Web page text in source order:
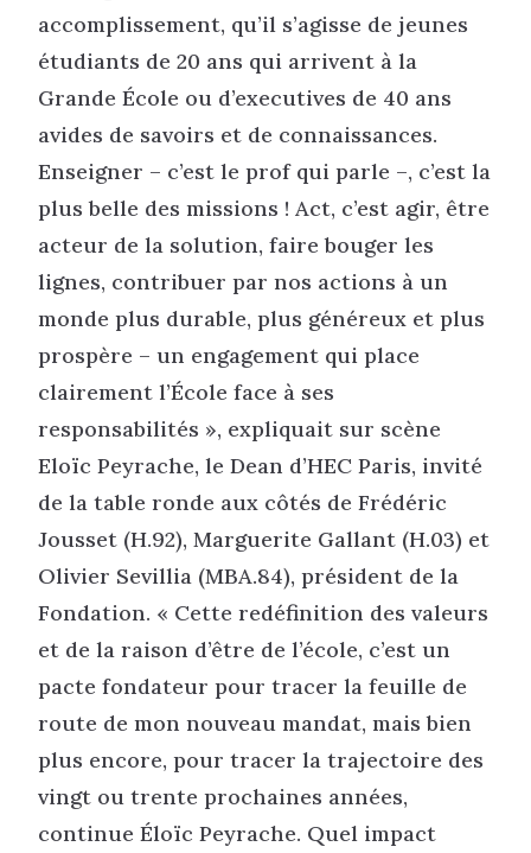
accomplissement, qu’il s’agisse de jeunes
étudiants de 20 ans qui arrivent à la
Grande École ou d’executives de 40 ans
avides de savoirs et de connaissances.
Enseigner – c’est le prof qui parle –, c’est la
plus belle des missions ! Act, c’est agir, être
acteur de la solution, faire bouger les
lignes, contribuer par nos actions à un
monde plus durable, plus généreux et plus
prospère – un engagement qui place
clairement l’École face à ses
responsabilités », expliquait sur scène
Eloïc Peyrache, le Dean d’HEC Paris, invité
de la table ronde aux côtés de Frédéric
Jousset (H.92), Marguerite Gallant (H.03) et
Olivier Sevillia (MBA.84), président de la
Fondation. « Cette redéfinition des valeurs
et de la raison d’être de l’école, c’est un
pacte fondateur pour tracer la feuille de
route de mon nouveau mandat, mais bien
plus encore, pour tracer la trajectoire des
vingt ou trente prochaines années,
continue Éloïc Peyrache. Quel impact